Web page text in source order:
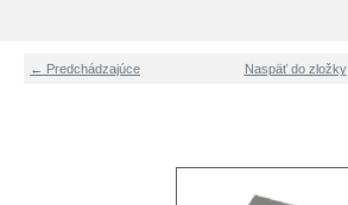
← Predchádzajúce Naspäť do zložky